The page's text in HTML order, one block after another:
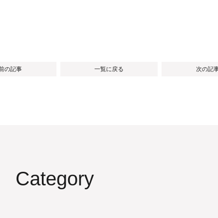
の記事 一覧に戻る 次の記
Category